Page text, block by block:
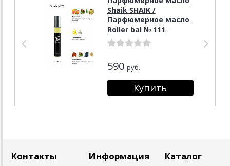
Shaik SHAIK /
Парфюмерное масло
Roller bal № 111
Lacoste Eau De
Lacoste L.12.12 Blanc,
590 руб.
Контакты Информация Каталог